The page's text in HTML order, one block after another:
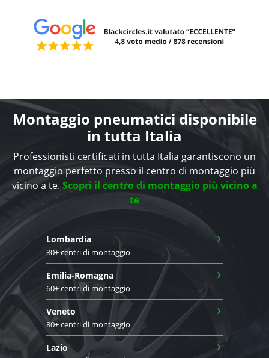
Montaggio pneumatici disponibile
in tutta Italia
Professionisti certificati in tutta Italia garantiscono un
montaggio perfetto presso il centro di montaggio più
vicino a te. Scopri il centro di montaggio più vicino a
te
Lombardia
80+ centri di montaggio
›
Emilia-Romagna
60+ centri di montaggio
›
Veneto
80+ centri di montaggio
›
Lazio ›